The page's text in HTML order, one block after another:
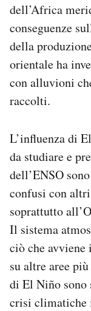
dell’Africa
conseguenze
della
orientale ha
con alluvioni
raccolti.
L’influenza di
da studiare e
dell’ENSO
confusi con
soprattutto
Il sistema
ciò che avviene
su altre aree
di El Niño sono
crisi climatiche